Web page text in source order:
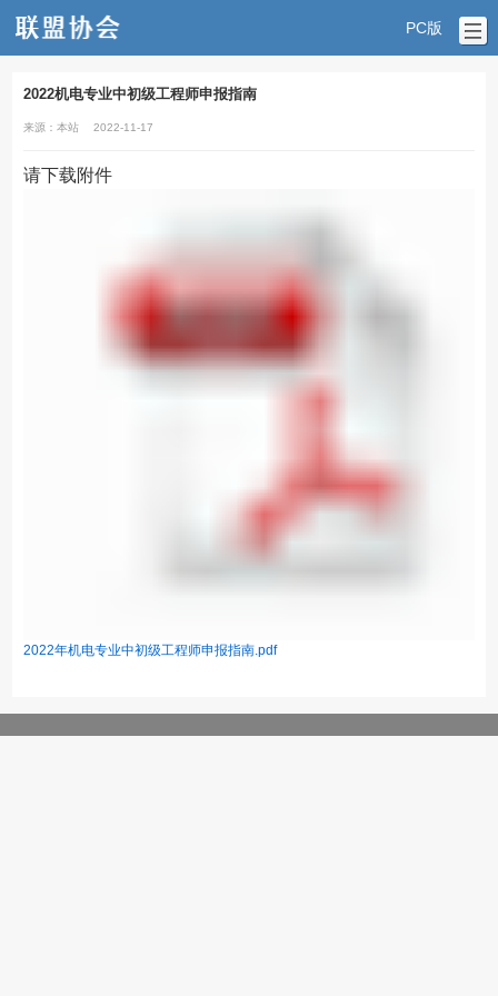
PC版
2022机电专业中初级工程师申报指南
来源：本站 2022-11-17
请下载附件
2022年机电专业中初级工程师申报指南.pdf